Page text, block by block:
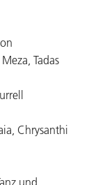
Tadas
Chrysanthi